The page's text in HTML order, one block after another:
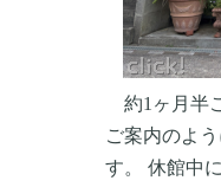
約1ヶ月半
ご案内のよ
す。 休館中